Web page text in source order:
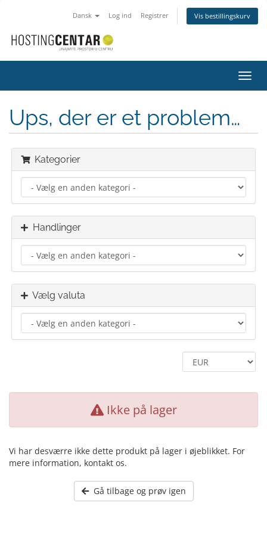
Dansk Log ind Registrer Vis bestillingskurv
Skift
Ups, der er et problem…
Kategorier
Handlinger
Vælg valuta
Ikke på lager
Vi har desværre ikke dette produkt på lager i øjeblikket. For
mere information, kontakt os.
Gå tilbage og prøv igen